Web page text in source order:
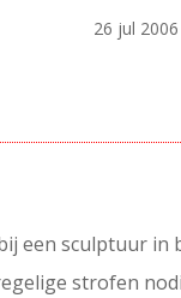
26 jul 2006
een sculptuur
strofen